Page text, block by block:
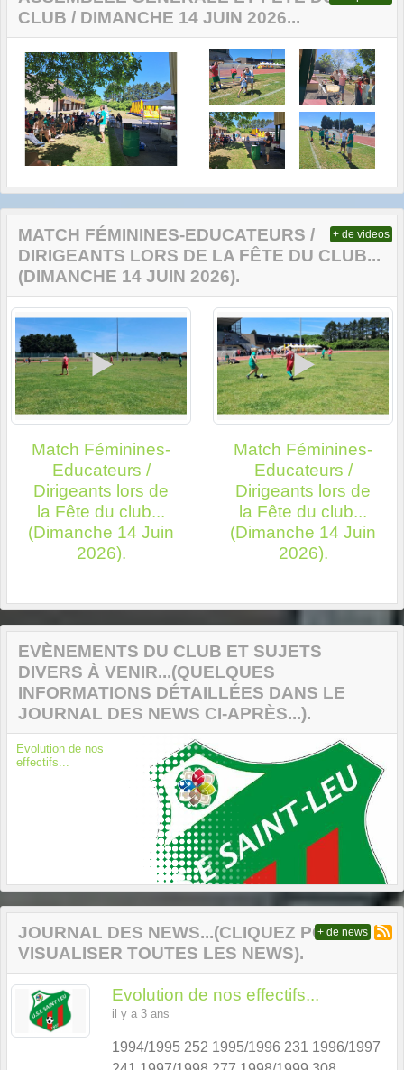
CLUB / DIMANCHE 14 JUIN 2026...
MATCH FÉMININES-EDUCATEURS /
DIRIGEANTS LORS DE LA FÊTE DU CLUB...
(DIMANCHE 14 JUIN 2026).
Match Féminines-
Educateurs /
Dirigeants lors de
la Fête du club...
(Dimanche 14 Juin
2026).
Match Féminines-
Educateurs /
Dirigeants lors de
la Fête du club...
(Dimanche 14 Juin
2026).
+ de videos
EVÈNEMENTS DU CLUB ET SUJETS
DIVERS À VENIR...(QUELQUES
INFORMATIONS DÉTAILLÉES DANS LE
JOURNAL DES NEWS CI-APRÈS...).
Calendriers sportifs
LFHF...
JOURNAL DES NEWS...(CLIQUEZ POUR
VISUALISER TOUTES LES NEWS).
Evolution de nos effectifs...
il y a 3 ans
1994/1995 252 1995/1996 231 1996/1997
+ de news